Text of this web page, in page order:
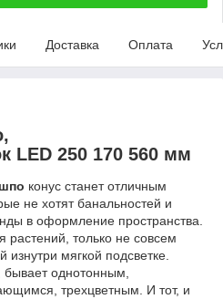
Доставка Оплата
LED 250 170 560 мм
конус станет отличным
не хотят банальностей и
в оформление пространства.
растений, только не совсем
мягкой подсветке.
бывает однотонным,
трехцветным. И тот, и